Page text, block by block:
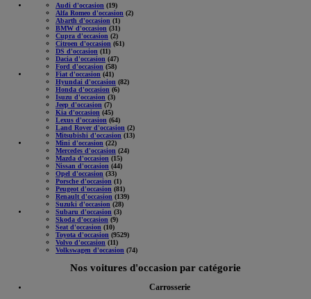
Audi d'occasion (19)
Alfa Romeo d'occasion (2)
Abarth d'occasion (1)
BMW d'occasion (31)
Cupra d'occasion (2)
Citroen d'occasion (61)
DS d'occasion (11)
Dacia d'occasion (47)
Ford d'occasion (58)
Fiat d'occasion (41)
Hyundai d'occasion (82)
Honda d'occasion (6)
Isuzu d'occasion (3)
Jeep d'occasion (7)
Kia d'occasion (45)
Lexus d'occasion (64)
Land Rover d'occasion (2)
Mitsubishi d'occasion (13)
Mini d'occasion (22)
Mercedes d'occasion (24)
Mazda d'occasion (15)
Nissan d'occasion (44)
Opel d'occasion (33)
Porsche d'occasion (1)
Peugeot d'occasion (81)
Renault d'occasion (139)
Suzuki d'occasion (28)
Subaru d'occasion (3)
Skoda d'occasion (9)
Seat d'occasion (10)
Toyota d'occasion (9529)
Volvo d'occasion (11)
Volkswagen d'occasion (74)
Nos voitures d'occasion par catégorie
Carrosserie